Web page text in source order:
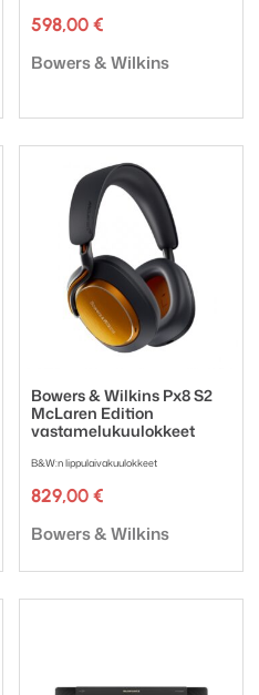
598,00 €
Tuotemerkki:
Bowers & Wilkins
Bowers & Wilkins Px8 S2
McLaren Edition
vastamelukuulokkeet
B&W:n lippulaivakuulokkeet
829,00 €
Tuotemerkki:
Bowers & Wilkins